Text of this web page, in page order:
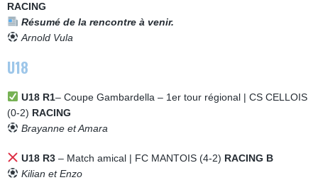
RACING
Résumé de la rencontre à venir.
Arnold Vula
U18
U18 R1– Coupe Gambardella – 1er tour régional | CS CELLOIS
(0-2) RACING
Brayanne et Amara
U18 R3– Match amical | FC MANTOIS (4-2) RACING B
Kilian et Enzo